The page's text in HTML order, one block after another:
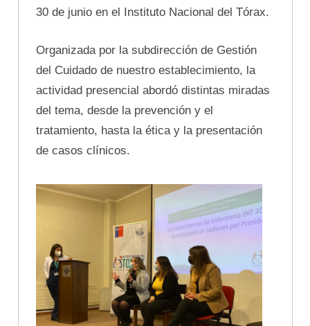
30 de junio en el Instituto Nacional del Tórax.
Organizada por la subdirección de Gestión
del Cuidado de nuestro establecimiento, la
actividad presencial abordó distintas miradas
del tema, desde la prevención y el
tratamiento, hasta la ética y la presentación
de casos clínicos.